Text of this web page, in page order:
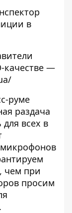
в
качестве —
руме
раздача
для всех в
чем при
просим